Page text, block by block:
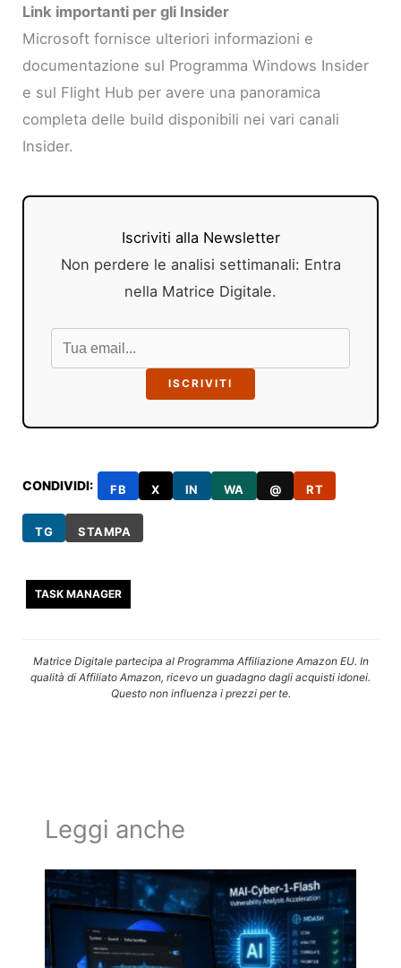
Link importanti per gli Insider
Microsoft fornisce ulteriori informazioni e
documentazione sul Programma Windows Insider
e sul Flight Hub per avere una panoramica
completa delle build disponibili nei vari canali
Insider.
Iscriviti alla Newsletter
Non perdere le analisi settimanali: Entra
nella Matrice Digitale.
ISCRIVITI
CONDIVIDI: FB X IN WA @ RT
TG STAMPA
TASK MANAGER
Matrice Digitale partecipa al Programma Affiliazione Amazon EU. In
qualità di Affiliato Amazon, ricevo un guadagno dagli acquisti idonei.
Questo non influenza i prezzi per te.
Leggi anche